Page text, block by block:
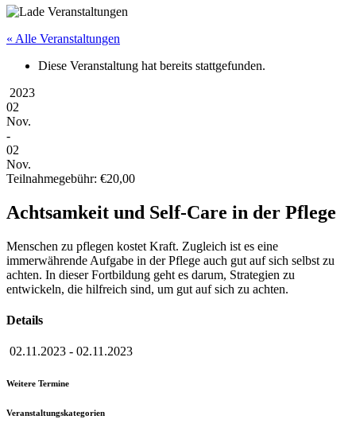
« Alle Veranstaltungen
Diese Veranstaltung hat bereits stattgefunden.
2023
02
Nov.
-
02
Nov.
Teilnahmegebühr: €20,00
Achtsamkeit und Self-Care in der Pflege
Menschen zu pflegen kostet Kraft. Zugleich ist es eine
immerwährende Aufgabe in der Pflege auch gut auf sich selbst zu
achten. In dieser Fortbildung geht es darum, Strategien zu
entwickeln, die hilfreich sind, um gut auf sich zu achten.
Details
02.11.2023 - 02.11.2023
Weitere Termine
Veranstaltungskategorien